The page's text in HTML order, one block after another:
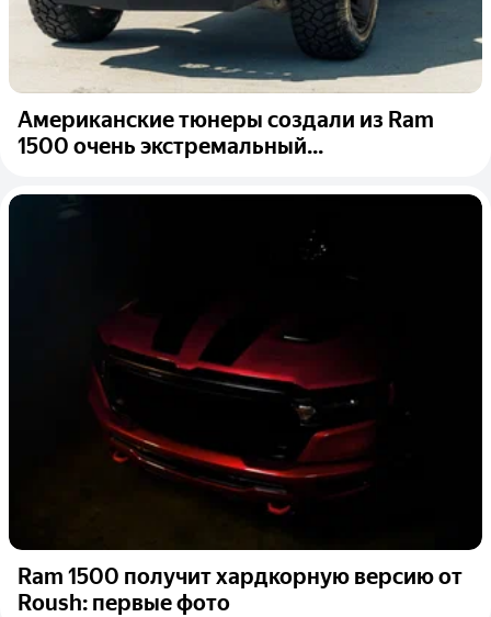
Американские тюнеры создали из Ram
1500 очень экстремальный...
Ram 1500 получит хардкорную версию от
Roush: первые фото